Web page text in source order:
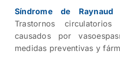
Síndrome de Raynaud
Trastornos
causados por
medidas preventivas y